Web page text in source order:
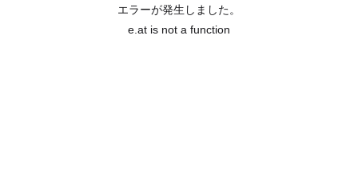
エラーが発生しました。
e.at is not a function